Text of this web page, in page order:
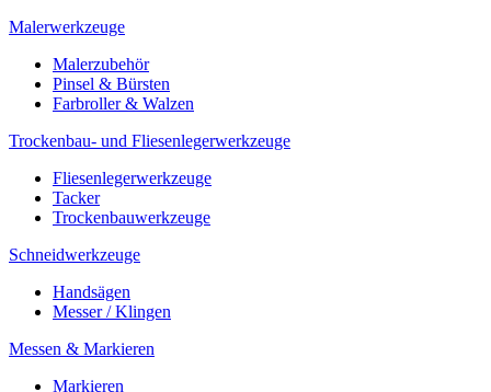
Malerwerkzeuge
Malerzubehör
Pinsel & Bürsten
Farbroller & Walzen
Trockenbau- und Fliesenlegerwerkzeuge
Fliesenlegerwerkzeuge
Tacker
Trockenbauwerkzeuge
Schneidwerkzeuge
Handsägen
Messer / Klingen
Messen & Markieren
Markieren